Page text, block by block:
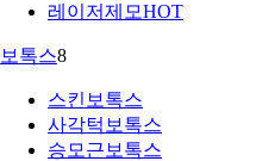
레이저제모HOT
보톡스8
스킨보톡스
사각턱보톡스
승모근보톡스